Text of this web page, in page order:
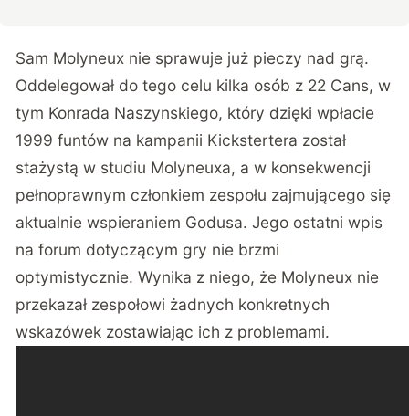
Sam Molyneux nie sprawuje już pieczy nad grą.
Oddelegował do tego celu kilka osób z 22 Cans, w
tym Konrada Naszynskiego, który dzięki wpłacie
1999 funtów na kampanii Kickstertera został
stażystą w studiu Molyneuxa, a w konsekwencji
pełnoprawnym członkiem zespołu zajmującego się
aktualnie wspieraniem Godusa. Jego ostatniwpis
na forum dotyczącym gry nie brzmi
optymistycznie. Wynika z niego, że Molyneux nie
przekazał zespołowi żadnych konkretnych
wskazówek zostawiając ich z problemami.